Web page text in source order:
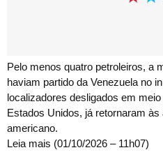
Pelo menos quatro petroleiros, a
haviam partido da Venezuela no
localizadores desligados em
Estados Unidos, já retornaram
americano.
Leia mais (01/10/2026 – 11h07)